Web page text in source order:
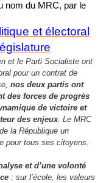
nom du MRC, par le
et électoral
et le Parti Socialiste ont
pour un contrat de
nos deux partis ont
des forces de progrès
de victoire et
des enjeux. Le MRC
la République un
pour tous ses citoyens.
et d’une volonté
: sur l’école, les valeurs